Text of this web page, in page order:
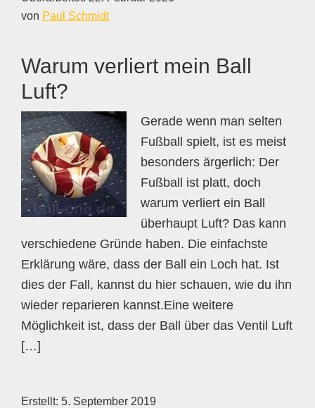
von Paul Schmidt
Warum verliert mein Ball
Luft?
Gerade wenn man selten
Fußball spielt, ist es meist
besonders ärgerlich: Der
Fußball ist platt, doch
warum verliert ein Ball
überhaupt Luft? Das kann
verschiedene Gründe haben. Die einfachste
Erklärung wäre, dass der Ball ein Loch hat. Ist
dies der Fall, kannst du hier schauen, wie du ihn
wieder reparieren kannst.Eine weitere
Möglichkeit ist, dass der Ball über das Ventil Luft
[…]
Erstellt: 5. September 2019